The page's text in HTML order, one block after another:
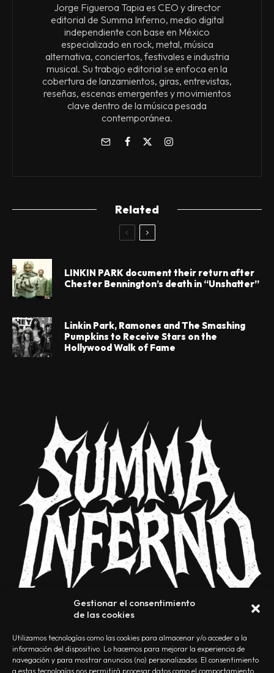
Gestionar el consentimiento
de las cookies
Utilizamos tecnologías como las cookies para almacenar y/o acceder a la
información del dispositivo. Lo hacemos para mejorar la experiencia de
navegación y para mostrar anuncios (no) personalizados. El consentimiento
a estas tecnologías nos permitirá procesar datos como el comportamiento
Jorge Figueroa Tapia es CEO y director
editorial de Summa Inferno, medio digital
independiente con base en México
especializado en rock, metal, música
alternativa, conciertos, festivales e industria
musical. Su trabajo editorial se enfoca en la
cobertura de lanzamientos, giras, entrevistas,
reseñas, escenas emergentes y movimientos
clave dentro de la música pesada
contemporánea.
Related
LINKIN PARK document their return after
Chester Bennington’s death in “Unshatter”
Linkin Park, Ramones and The Smashing
Pumpkins to Receive Stars on the
Hollywood Walk of Fame